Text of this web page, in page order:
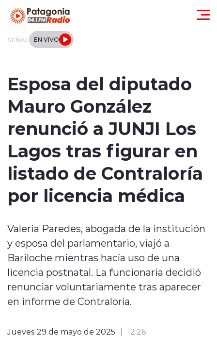
SEÑAL EN VIVO
Regionales
Internacional
Deportes
Quienes Somos
Esposa del diputado
Mauro González
renunció a JUNJI Los
Lagos tras figurar en
listado de Contraloría
por licencia médica
Valeria Paredes, abogada de la institución
y esposa del parlamentario, viajó a
Bariloche mientras hacía uso de una
licencia postnatal. La funcionaria decidió
renunciar voluntariamente tras aparecer
en informe de Contraloría.
Jueves 29 de mayo de 2025 12:26